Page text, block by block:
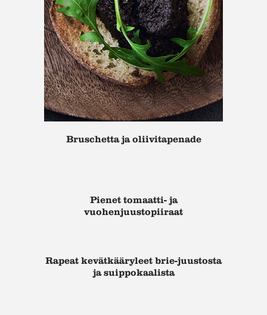
Bruschetta ja oliivitapenade
Pienet tomaatti- ja
vuohenjuustopiiraat
Rapeat kevätkääryleet brie-juustosta
ja suippokaalista